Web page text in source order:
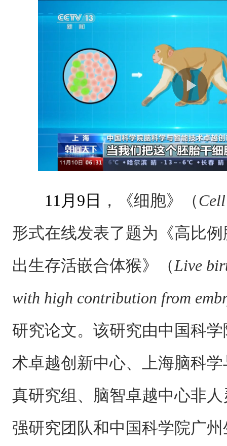
11月9日 ，《细胞》（Cell
形式在线发表了题为《高比
出生存活嵌合体猴》（Live
with high contribution from
研究论文。该研究由中国科
术卓越创新中心、上海脑科
真研究组、脑智卓越中心非
强研究团队和中国科学院广